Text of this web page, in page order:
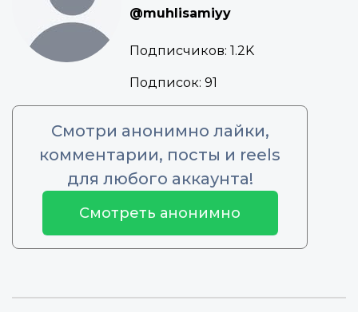
@muhlisamiyy
Подписчиков: 1.2K
Подписок: 91
Смотри анонимно лайки,
комментарии, посты и reels
для любого аккаунта!
Смотреть анонимно